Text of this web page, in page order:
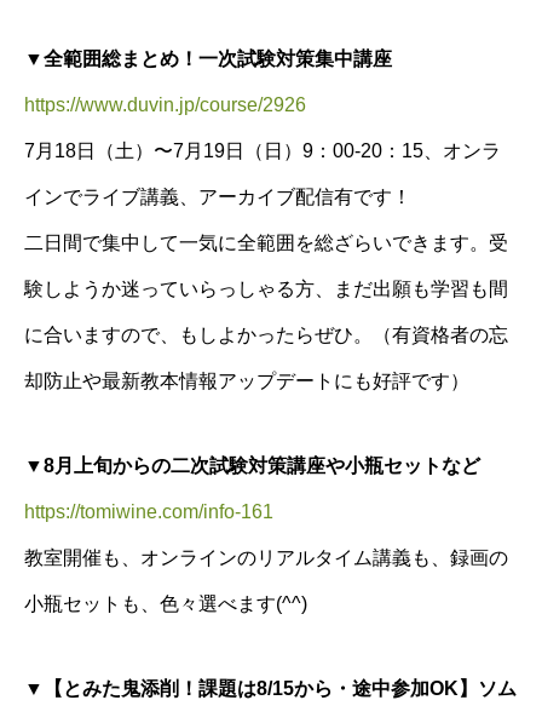
▼全範囲総まとめ！一次試験対策集中講座
https://www.duvin.jp/course/2926
7月18日（土）〜7月19日（日）9：00-20：15、オンラ
インでライブ講義、アーカイブ配信有です！
二日間で集中して一気に全範囲を総ざらいできます。受
験しようか迷っていらっしゃる方、まだ出願も学習も間
に合いますので、もしよかったらぜひ。（有資格者の忘
却防止や最新教本情報アップデートにも好評です）
▼8月上旬からの二次試験対策講座や小瓶セットなど
https://tomiwine.com/info-161
教室開催も、オンラインのリアルタイム講義も、録画の
小瓶セットも、色々選べます(^^)
▼【とみた鬼添削！ 課題は8/15から・ 途中参加OK】ソム